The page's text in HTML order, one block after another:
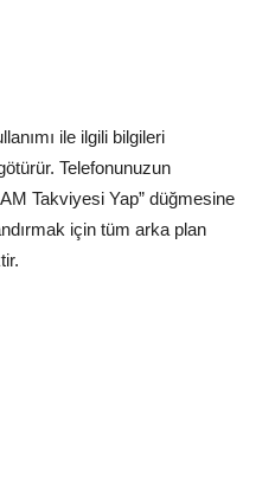
ile ilgili bilgileri
Telefonunuzun
Takviyesi Yap” düğmesine
için tüm arka plan